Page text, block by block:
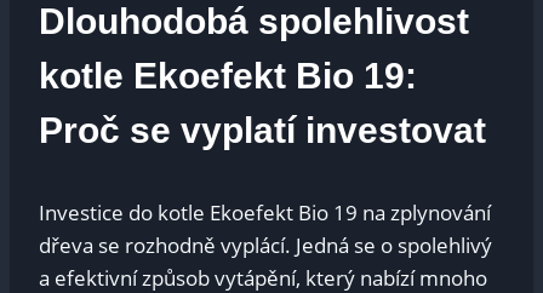
Dlouhodobá spolehlivost
kotle Ekoefekt Bio 19:
Proč se vyplatí investovat
Investice do kotle Ekoefekt Bio 19 na zplynování
dřeva se rozhodně vyplácí. Jedná se o spolehlivý
a efektivní způsob vytápění, který nabízí mnoho